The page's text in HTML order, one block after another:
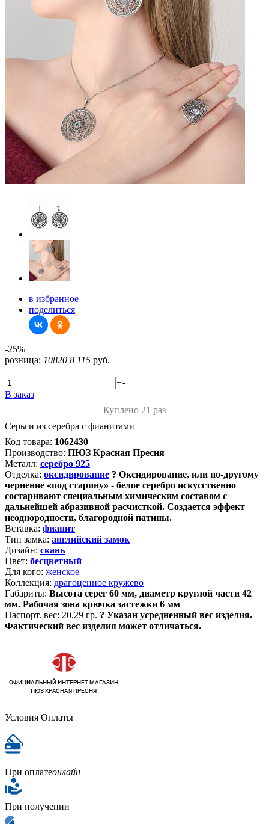
в избранное
поделиться
-25%
розница: 10820 8 115 руб.
+-
В заказ
Куплено 21 раз
Серьги из серебра с фианитами
Код товара: 1062430
Производство: ПЮЗ Красная Пресня
Металл: серебро 925
Отделка: оксидирование ? Оксидирование, или по-другому
чернение «под старину» - белое серебро искусственно
состаривают специальным химическим составом с
дальнейшей абразивной расчисткой. Создается эффект
неоднородности, благородной патины.
Вставка: фианит
Тип замка: английский замок
Дизайн: скань
Цвет: бесцветный
Для кого: женское
Коллекция: драгоценное кружево
Габариты: Высота серег 60 мм, диаметр круглой части 42
мм. Рабочая зона крючка застежки 6 мм
Паспорт. вес: 20.29 гр. ? Указан усредненный вес изделия.
Фактический вес изделия может отличаться.
Условия Оплаты
При оплатеонлайн
При получении